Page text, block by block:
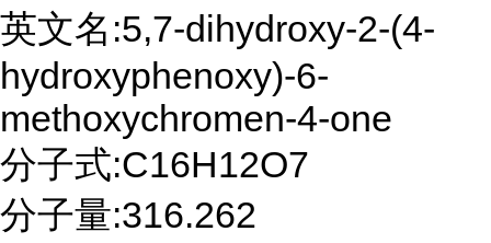
英文名:5,7-dihydroxy-2-(4-
hydroxyphenoxy)-6-
methoxychromen-4-one
分子式:C16H12O7
分子量:316.262